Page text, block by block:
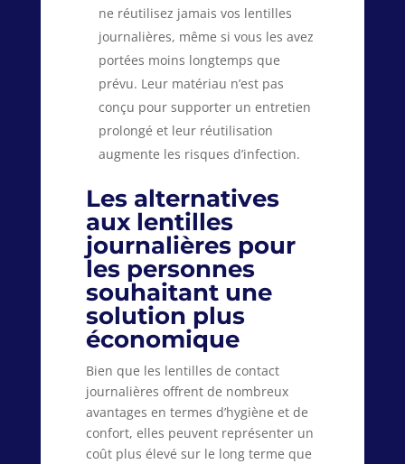
ne réutilisez jamais vos lentilles
journalières, même si vous les avez
portées moins longtemps que
prévu. Leur matériau n’est pas
conçu pour supporter un entretien
prolongé et leur réutilisation
augmente les risques d’infection.
Les alternatives
aux lentilles
journalières pour
les personnes
souhaitant une
solution plus
économique
Bien que les lentilles de contact
journalières offrent de nombreux
avantages en termes d’hygiène et de
confort, elles peuvent représenter un
coût plus élevé sur le long terme que